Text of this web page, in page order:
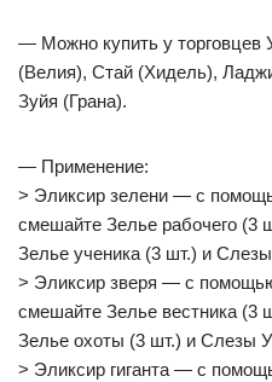
— Можно купить у
(Велия), Стай (Хидель),
Зуйя (Грана).
— Применение:
> Эликсир зелени — с
смешайте Зелье рабочего (3
Зелье ученика (3 шт.) и
> Эликсир зверя — с
смешайте Зелье вестника (3
Зелье охоты (3 шт.) и Слезы
> Эликсир гиганта — с